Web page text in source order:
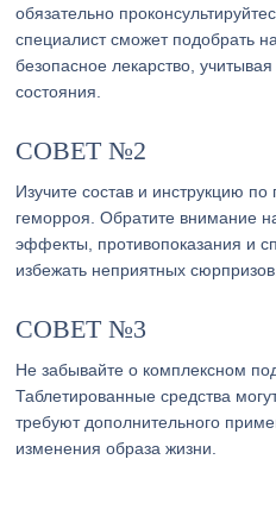
обязательно
специалист сможет подобрать
безопасное лекарство,
состояния.
СОВЕТ №2
Изучите состав и инструкцию
геморроя. Обратите внимание
эффекты, противопоказания и
избежать неприятных сюрпризов.
СОВЕТ №3
Не забывайте о комплексном
Таблетированные средства
требуют дополнительного
изменения образа жизни.